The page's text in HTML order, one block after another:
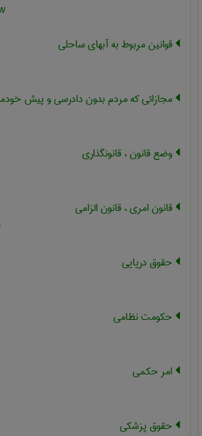
قوانین مربوط به آبهای ساحلی
مجازاتی که مردم بدون دادرسی و پیش
وضع قانون ، قانونگذاری
قانون امری ، قانون الزامی
حقوق دریایی
حکومت نظامی
امر حکمی
حقوق پزشکی